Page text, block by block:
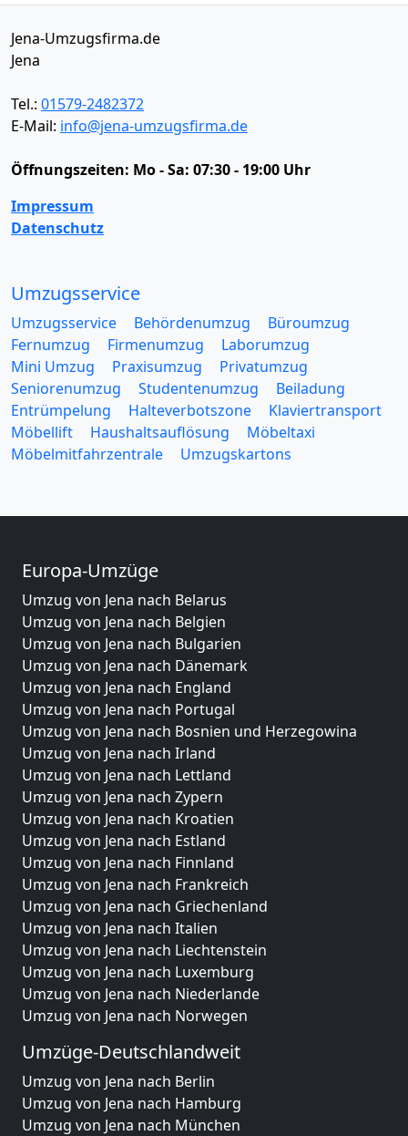
Jena-Umzugsfirma.de
Jena
Tel.: 01579-2482372
E-Mail: info@jena-umzugsfirma.de
Öffnungszeiten: Mo - Sa: 07:30 - 19:00 Uhr
Impressum
Datenschutz
Umzugsservice
Umzugsservice Behördenumzug
Büroumzug
Fernumzug
Firmenumzug
Laborumzug
Mini Umzug
Praxisumzug
Privatumzug
Seniorenumzug
Studentenumzug
Beiladung
Entrümpelung
Halteverbotszone
Klaviertransport
Möbellift
Haushaltsauflösung
Möbeltaxi
Möbelmitfahrzentrale
Umzugskartons
Europa-Umzüge
Umzug von Jena nach Belarus
Umzug von Jena nach Belgien
Umzug von Jena nach Bulgarien
Umzug von Jena nach Dänemark
Umzug von Jena nach England
Umzug von Jena nach Portugal
Umzug von Jena nach Bosnien und Herzegowina
Umzug von Jena nach Irland
Umzug von Jena nach Lettland
Umzug von Jena nach Zypern
Umzug von Jena nach Kroatien
Umzug von Jena nach Estland
Umzug von Jena nach Finnland
Umzug von Jena nach Frankreich
Umzug von Jena nach Griechenland
Umzug von Jena nach Italien
Umzug von Jena nach Liechtenstein
Umzug von Jena nach Luxemburg
Umzug von Jena nach Niederlande
Umzug von Jena nach Norwegen
Umzüge-Deutschlandweit
Umzug von Jena nach Berlin
Umzug von Jena nach Hamburg
Umzug von Jena nach München